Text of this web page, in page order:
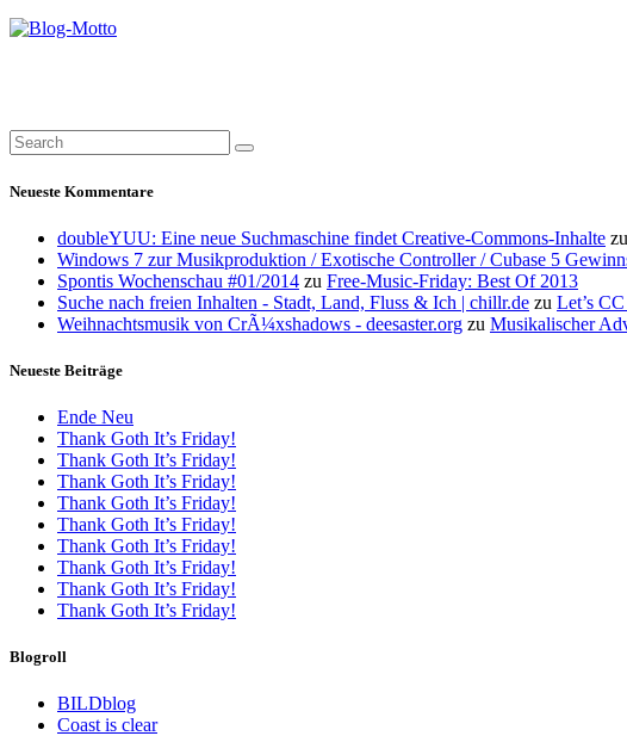
Neueste Kommentare
doubleYUU: Eine neue Suchmaschine findet Creative-Commons-Inhalte zu
Windows 7 zur Musikproduktion / Exotische Controller / Cubase 5
Spontis Wochenschau #01/2014 zu Free-Music-Friday: Best Of 2013
Suche nach freien Inhalten - Stadt, Land, Fluss & Ich | chillr.de zu Let’s
Weihnachtsmusik von CrÃ¼xshadows - deesaster.org zu Musikalischer
Neueste Beiträge
Ende Neu
Thank Goth It’s Friday!
Thank Goth It’s Friday!
Thank Goth It’s Friday!
Thank Goth It’s Friday!
Thank Goth It’s Friday!
Thank Goth It’s Friday!
Thank Goth It’s Friday!
Thank Goth It’s Friday!
Thank Goth It’s Friday!
Blogroll
BILDblog
Coast is clear